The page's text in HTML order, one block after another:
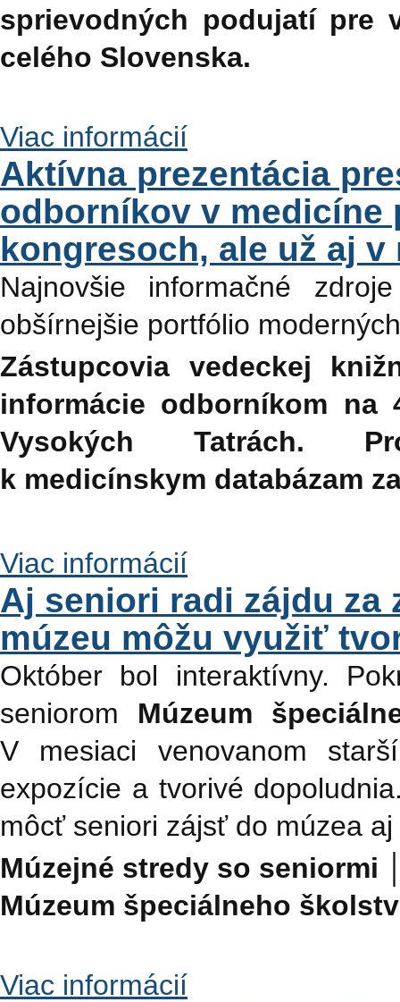
sprievodných podujatí pre
celého Slovenska.
Viac informácií
Aktívna prezentácia
odborníkov v medicíne
kongresoch, ale už aj
Najnovšie informačné
obšírnejšie portfólio
Zástupcovia vedeckej
informácie odborníkom na
Vysokých Tatrách.
k medicínskym databázam
Viac informácií
Aj seniori radi zájdu za
múzeu môžu využiť
Október bol interaktívny.
seniorom Múzeum
V mesiaci venovanom
expozície a tvorivé
môcť seniori zájsť do múzea
Múzejné stredy so seniormi
Múzeum špeciálneho
Viac informácií